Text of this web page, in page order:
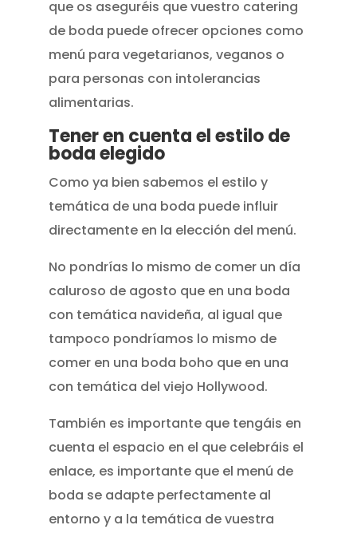
que os aseguréis que vuestro catering
de boda puede ofrecer opciones como
menú para vegetarianos, veganos o
para personas con intolerancias
alimentarias.
Tener en cuenta el estilo de
boda elegido
Como ya bien sabemos el estilo y
temática de una boda puede influir
directamente en la elección del menú.
No pondrías lo mismo de comer un día
caluroso de agosto que en una boda
con temática navideña, al igual que
tampoco pondríamos lo mismo de
comer en una boda boho que en una
con temática del viejo Hollywood.
También es importante que tengáis en
cuenta el espacio en el que celebráis el
enlace, es importante que el menú de
boda se adapte perfectamente al
entorno y a la temática de vuestra